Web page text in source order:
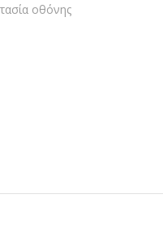
οθόνης